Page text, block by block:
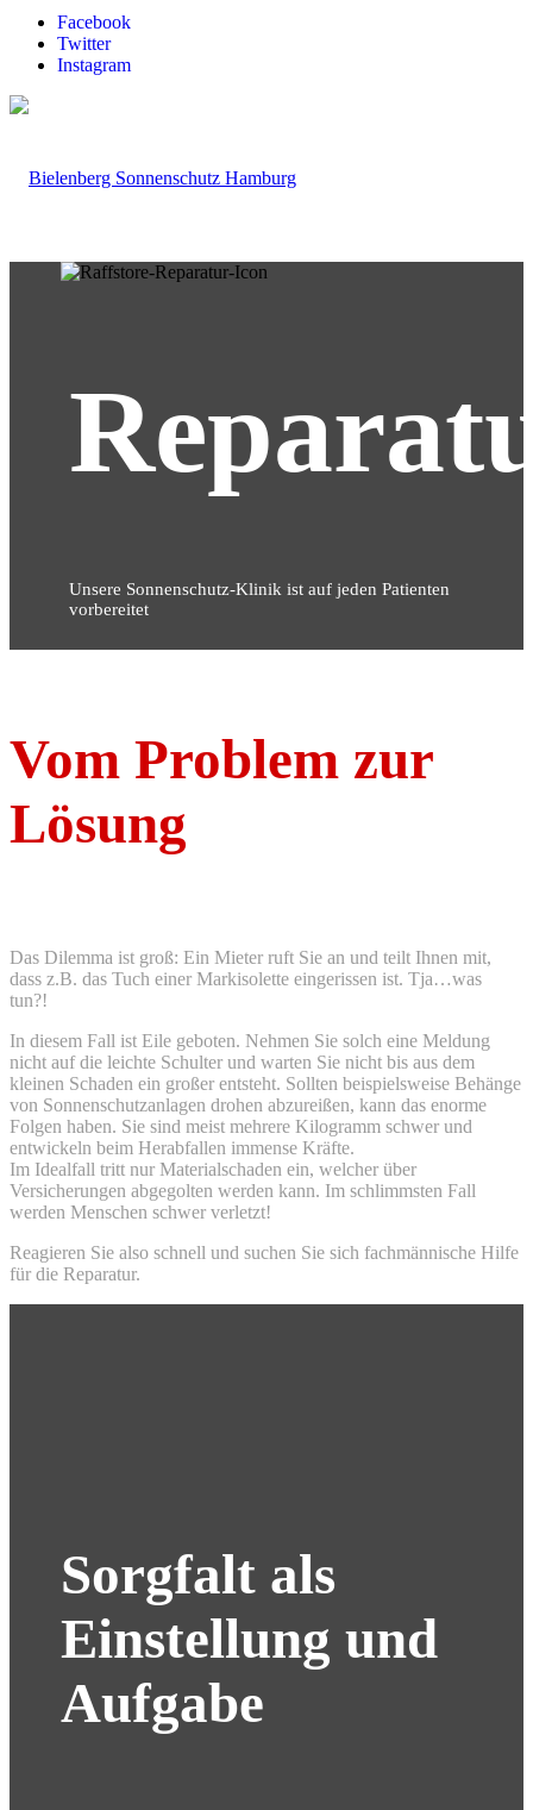
Facebook
Twitter
Instagram
Unsere Sonnenschutz-Klinik ist auf jeden Patienten
vorbereitet
Vom Problem zur
Lösung
Das Dilemma ist groß: Ein Mieter ruft Sie an und teilt Ihnen mit,
dass z.B. das Tuch einer Markisolette eingerissen ist. Tja…was
tun?!
In diesem Fall ist Eile geboten. Nehmen Sie solch eine Meldung
nicht auf die leichte Schulter und warten Sie nicht bis aus dem
kleinen Schaden ein großer entsteht. Sollten beispielsweise Behänge
von Sonnenschutzanlagen drohen abzureißen, kann das enorme
Folgen haben. Sie sind meist mehrere Kilogramm schwer und
entwickeln beim Herabfallen immense Kräfte.
Im Idealfall tritt nur Materialschaden ein, welcher über
Versicherungen abgegolten werden kann. Im schlimmsten Fall
werden Menschen schwer verletzt!
Reagieren Sie also schnell und suchen Sie sich fachmännische Hilfe
für die Reparatur.
Sorgfalt als
Einstellung und
Aufgabe